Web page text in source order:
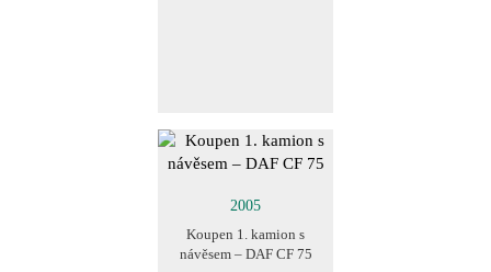
2005
Koupen 1. kamion s
návěsem – DAF CF 75